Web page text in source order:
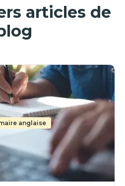
articles de
anglaise